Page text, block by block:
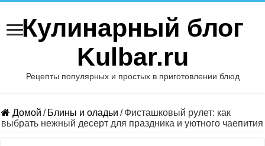
Кулинарный блог
Kulbar.ru
Рецепты популярных и простых в приготовлении блюд
Домой / Блины и оладьи / Фисташковый рулет: как
выбрать нежный десерт для праздника и уютного чаепития